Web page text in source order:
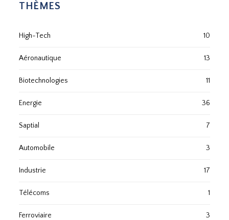
THÈMES
High-Tech 10
Aéronautique 13
Biotechnologies 11
Energie 36
Saptial 7
Automobile 3
Industrie 17
Télécoms 1
Ferroviaire 3